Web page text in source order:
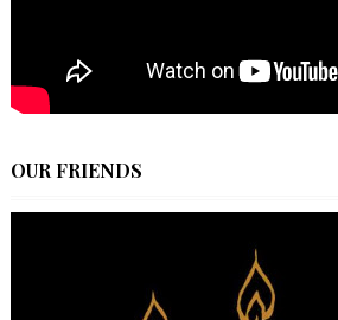
OUR FRIENDS